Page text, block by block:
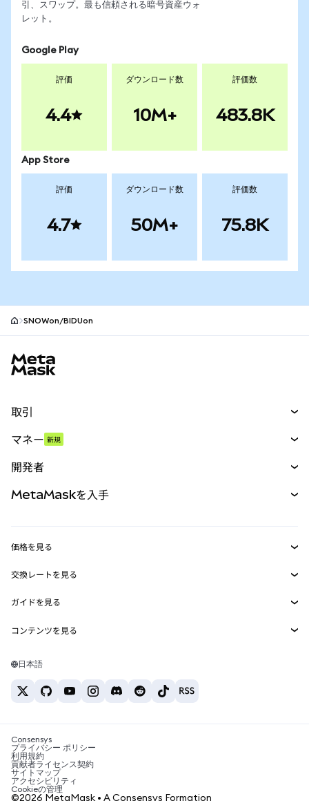
引、スワップ。最も信頼される暗号資産ウォ
レット。
Google Play
評価
4.4
ダウンロード数
10M+
評価数
483.8K
App Store
評価
4.7
ダウンロード数
50M+
評価数
75.8K
SNOWon/BIDUon
取引
パーペチュアル
RWA
マネー 新規
開発者
MetaMask Connect
Snaps
Web3サービス
MetaMaskを入手
セキュリティ
サポート
キャリア
お問い合わせ
価格を見る
イーサリアムの価格
Solanaの価格
Tetherの価格
交換レートを見る
ETH→USD
USDT→INR
BTC→INR
ETH→USDT
ガイドを見る
ETHの購入
USDTの購入
SHIBの購入
BNBの購入
コンテンツを見る
Solanaウォレット
税制関連ニュース
暗号資産の購入方法は？
ビットコインを売るには？
日本語
Consensys
プライバシー ポリシー
利用規約
貢献者ライセンス契約
サイトマップ
アクセシビリティ
Cookieの管理
©2026 MetaMask • A Consensys Formation